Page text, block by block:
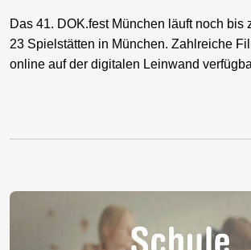
Das 41. DOK.fest München läuft noch bis
23 Spielstätten in München. Zahlreiche
online auf der digitalen Leinwand